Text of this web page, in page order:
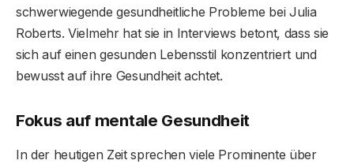
schwerwiegende gesundheitliche Probleme bei Julia
Roberts. Vielmehr hat sie in Interviews betont, dass sie
sich auf einen gesunden Lebensstil konzentriert und
bewusst auf ihre Gesundheit achtet.
Fokus auf mentale Gesundheit
In der heutigen Zeit sprechen viele Prominente über